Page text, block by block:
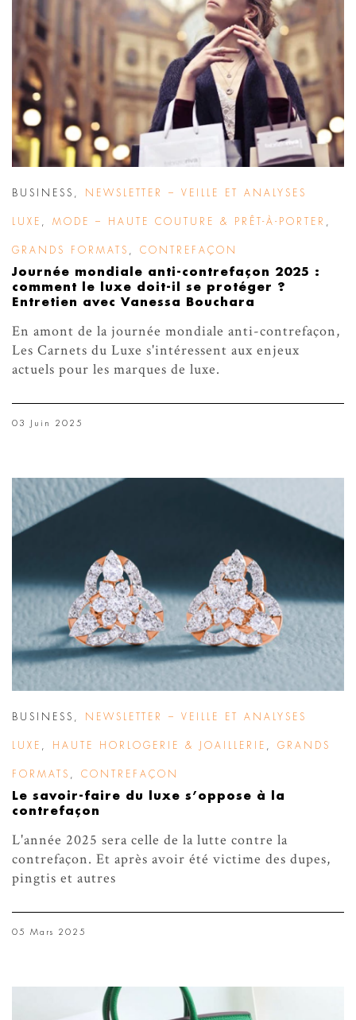
BUSINESS NEWSLETTER – VEILLE ET ANALYSES
LUXE MODE – HAUTE COUTURE & PRÊT-À-PORTER
GRANDS FORMATS CONTREFAÇON
Journée mondiale anti-contrefaçon 2025 :
comment le luxe doit-il se protéger ?
Entretien avec Vanessa Bouchara
En amont de la journée mondiale anti-contrefaçon,
Les Carnets du Luxe s'intéressent aux enjeux
actuels pour les marques de luxe.
03 Juin 2025
BUSINESS NEWSLETTER – VEILLE ET ANALYSES
LUXE HAUTE HORLOGERIE & JOAILLERIE GRANDS
FORMATS CONTREFAÇON
Le savoir-faire du luxe s’oppose à la
contrefaçon
L'année 2025 sera celle de la lutte contre la
contrefaçon. Et après avoir été victime des dupes,
pingtis et autres
05 Mars 2025